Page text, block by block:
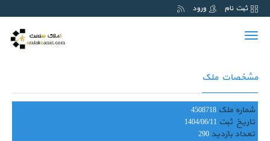
ثبت نام ورود
Toggle
مشخصات ملک
شماره ملک 4508718
تاریخ ثبت 1404/06/11
تعداد بازدید 290